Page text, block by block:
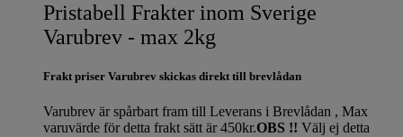
Pristabell Frakter inom Sverige
Varubrev - max 2kg
Frakt priser Varubrev skickas direkt till brevlådan
Varubrev är spårbart fram till Leverans i Brevlådan , Max
varuvärde för detta frakt sätt är 450kr.OBS !! Välj ej detta